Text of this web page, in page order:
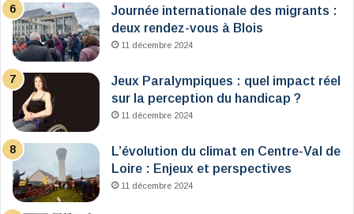
Journée internationale des migrants :
deux rendez-vous à Blois
11 décembre 2024
Jeux Paralympiques : quel impact réel
sur la perception du handicap ?
11 décembre 2024
L’évolution du climat en Centre-Val de
Loire : Enjeux et perspectives
11 décembre 2024